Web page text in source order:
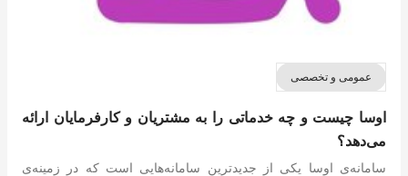
عمومی و تخصصی
اوسا چیست و چه خدماتی را به مشتریان و کارفرمایان ارائه
می‌دهد؟
سامانه‌ی اوسا یکی از جدیدترین سامانه‌هایی است که در زمینه‌ی